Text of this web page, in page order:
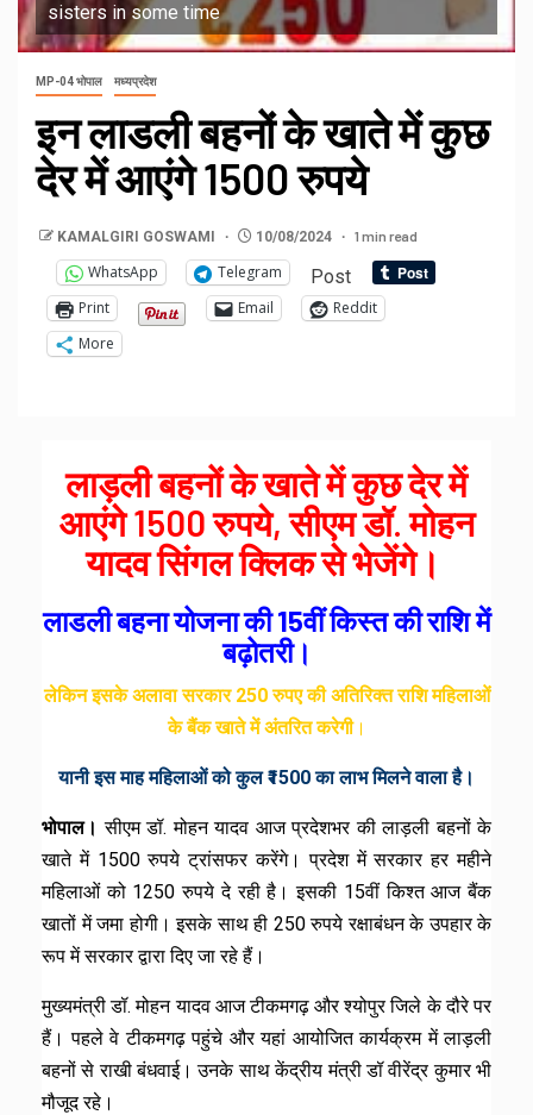
sisters in some time
MP-04 भोपाल मध्यप्रदेश
इन लाडली बहनों के खाते में कुछ
देर में आएंगे 1500 रुपये
KAMALGIRI GOSWAMI 10/08/2024 1 min read
WhatsApp Telegram Post
Print Email
Reddit
More
लाड़ली बहनों के खाते में कुछ देर में
आएंगे 1500 रुपये, सीएम डॉ. मोहन
यादव सिंगल क्लिक से भेजेंगे।
लाडली बहना योजना की 15वीं किस्त की राशि में
बढ़ोतरी।
लेकिन इसके अलावा सरकार 250 रुपए की अतिरिक्त राशि महिलाओं
के बैंक खाते में अंतरित करेगी।
यानी इस माह महिलाओं को कुल ₹1500 का लाभ मिलने वाला है।
भोपाल। सीएम डॉ. मोहन यादव आज प्रदेशभर की लाड़ली बहनों के
खाते में 1500 रुपये ट्रांसफर करेंगे। प्रदेश में सरकार हर महीने
महिलाओं को 1250 रुपये दे रही है। इसकी 15वीं किश्त आज बैंक
खातों में जमा होगी। इसके साथ ही 250 रुपये रक्षाबंधन के उपहार के
रूप में सरकार द्वारा दिए जा रहे हैं।
मुख्यमंत्री डॉ. मोहन यादव आज टीकमगढ़ और श्योपुर जिले के दौरे पर
हैं। पहले वे टीकमगढ़ पहुंचे और यहां आयोजित कार्यक्रम में लाड़ली
बहनों से राखी बंधवाई। उनके साथ केंद्रीय मंत्री डॉ वीरेंद्र कुमार भी
मौजूद रहे।